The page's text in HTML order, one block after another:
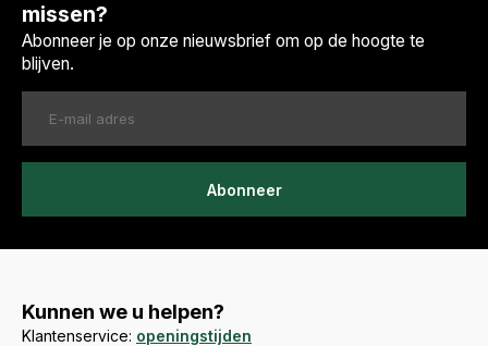
missen?
Abonneer je op onze nieuwsbrief om op de hoogte te
blijven.
Abonneer
Kunnen we u helpen?
Klantenservice: openingstijden